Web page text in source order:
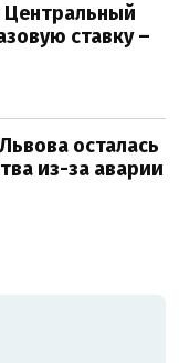
Центральный
ставку –
осталась
из-за аварии